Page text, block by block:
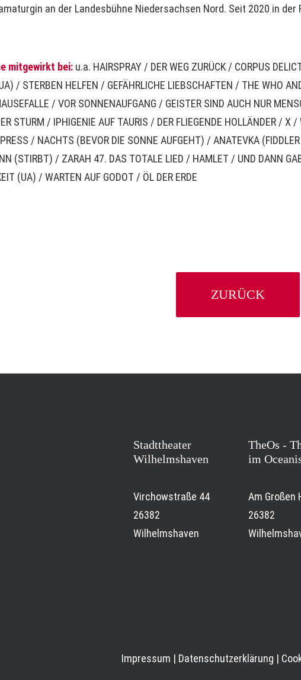
an der Landesbühne Niedersachsen Nord. Seit 2020 in
mitgewirkt bei: u.a. HAIRSPRAY / DER WEG ZURÜCK / CORPUS
/ STERBEN HELFEN / GEFÄHRLICHE LIEBSCHAFTEN / THE WHO
/ VOR SONNENAUFGANG / GEISTER SIND AUCH NUR
STURM / IPHIGENIE AUF TAURIS / DER FLIEGENDE HOLLÄNDER / X
/ NACHTS (BEVOR DIE SONNE AUFGEHT) / ANATEVKA
(STIRBT) / ZARAH 47. DAS TOTALE LIED / HAMLET / UND DANN
(UA) / WARTEN AUF GODOT / ÖL DER ERDE
ZURÜCK
Stadttheater
Wilhelmshaven
Virchowstraße 44
26382
Wilhelmshaven
TheOs -
im
Am Großen
26382
Impressum | Datenschutzerklärung |